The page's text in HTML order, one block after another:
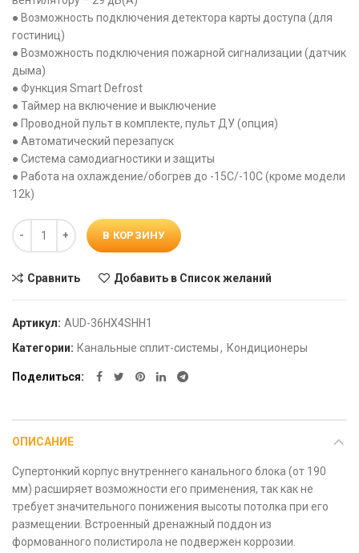
● Возможность подключения детектора карты доступа (для
гостиниц)
● Возможность подключения пожарной сигнализации (датчик
дыма)
● Функция Smart Defrost
● Таймер на включение и выключение
● Проводной пульт в комплекте, пульт ДУ (опция)
● Автоматический перезапуск
● Система самодиагностики и защиты
● Работа на охлаждение/обогрев до -15С/-10С (кроме модели
12k)
Количество
В КОРЗИНУ
Сравнить Добавить в Список желаний
Артикул: AUD-36HX4SHH1
Категории: Канальные сплит-системы, Кондиционеры
Поделиться
ОПИСАНИЕ
Супертонкий корпус внутреннего канального блока (от 190
мм) расширяет возможности его применения, так как не
требует значительного понижения высоты потолка при его
размещении. Встроенный дренажный поддон из
формованного полистирола не подвержен коррозии.